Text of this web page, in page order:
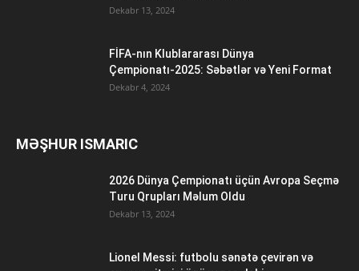
Dekabr 13, 2024
FİFA-nın Klublararası Dünya
Çempionatı-2025: Səbətlər və Yeni Format
Dekabr 4, 2024
MƏŞHUR ISMARIC
2026 Dünya Çempionatı üçün Avropa Seçmə
Turu Qrupları Məlum Oldu
Dekabr 13, 2024
Lionel Messi: futbolu sənətə çevirən və